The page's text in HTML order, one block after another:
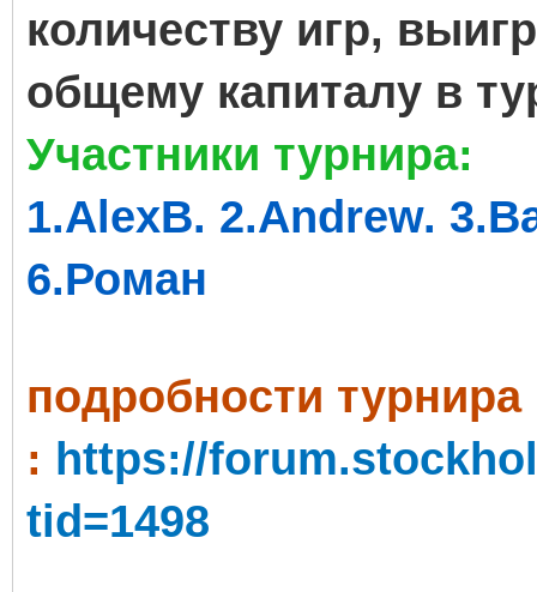
количеству игр,
общему капиталу в
Участники турнира:
1.AlexB. 2.Andrew.
6.Роман
пoдробности турнира
: https://
tid=1498